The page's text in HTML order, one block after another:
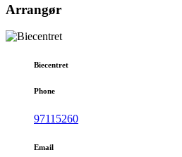
Arrangør
Biecentret
Phone
97115260
Email